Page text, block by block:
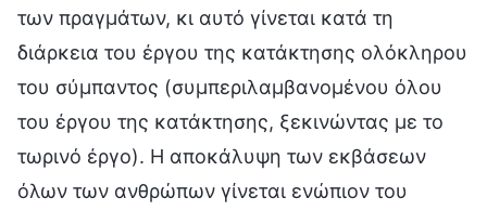
των πραγμάτων, κι αυτό γίνεται κατά τη
διάρκεια του έργου της κατάκτησης ολόκληρου
του σύμπαντος (συμπεριλαμβανομένου όλου
του έργου της κατάκτησης, ξεκινώντας με το
τωρινό έργο). Η αποκάλυψη των εκβάσεων
όλων των ανθρώπων γίνεται ενώπιον του